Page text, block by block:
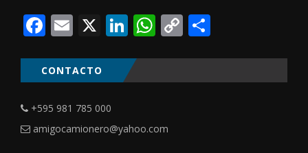
Facebook
Email
X LinkedIn
WhatsApp
Copy
CONTACTO
+595 981 785 000
amigocamionero@yahoo.com